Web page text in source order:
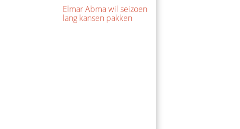
Elmar Abma wil seizoen
lang kansen pakken